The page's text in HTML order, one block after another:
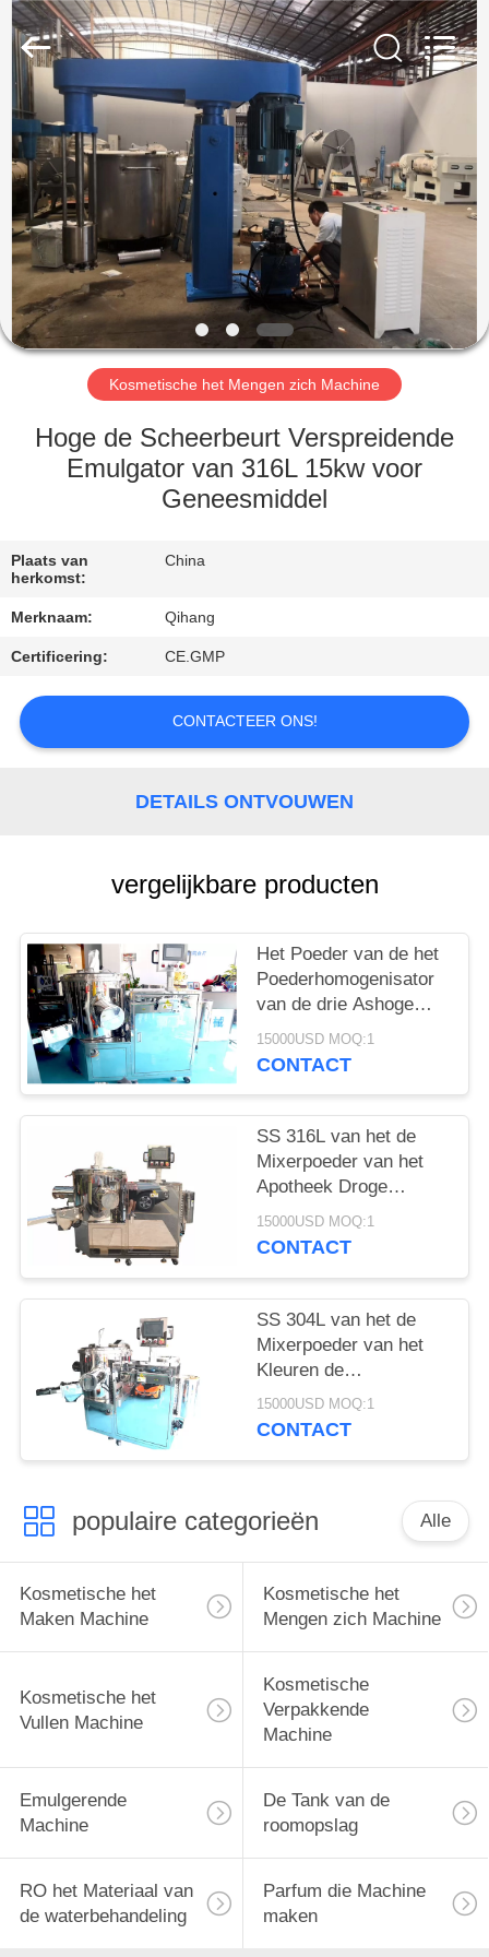
HUIS
PRODUCTEN
ONGEVEER
ONS
FABRIEKSREIS
KWALITEITSCONTROLE
CONTACTEER
EEN
CITAAT
Maken
Machine
Leverancier.
Copyright
cosmetic-
makingmachine.com.
Reserved.
Kosmetische het Mengen zich Machine
Hoge de Scheerbeurt Verspreidende
Emulgator van 316L 15kw voor
Geneesmiddel
Plaats van
herkomst:
China
Merknaam: Qihang
Certificering: CE.GMP
CONTACTEER ONS!
DETAILS ONTVOUWEN
vergelijkbare producten
Het Poeder van de het
Poederhomogenisator
van de drie Ashoge
snelheid Kosmetische
het Mengen zich
15000USD MOQ:1
CONTACT
SS 316L van het de
Mixerpoeder van het
Apotheek Droge
Poeder de
Homogenisatormixer
15000USD MOQ:1
CONTACT
SS 304L van het de
Mixerpoeder van het
Kleuren de
Kosmetische Droge
Poeder Homogenisator
15000USD MOQ:1
CONTACT
populaire categorieën Alle
Kosmetische het
Maken Machine
Kosmetische het
Mengen zich Machine
Kosmetische het
Vullen Machine
Kosmetische
Verpakkende
Machine
Emulgerende
Machine
De Tank van de
roomopslag
RO het Materiaal van
de waterbehandeling
Parfum die Machine
maken